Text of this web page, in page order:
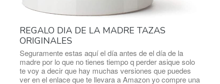
REGALO DIA DE LA MADRE TAZAS
ORIGINALES
Seguramente estas aquí el día antes de el día de la
madre por lo que no tienes tiempo q perder asique solo
te voy a decir que hay muchas versiones que puedes
ver en el enlace que te llevara a Amazon yo compre una